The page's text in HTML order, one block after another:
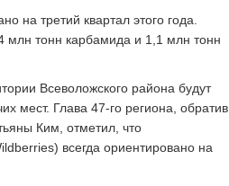
на третий квартал этого года.
млн тонн карбамида и 1,1 млн тонн
Всеволожского района будут
мест. Глава 47-го региона, обратив
Ким, отметил, что
всегда ориентировано на